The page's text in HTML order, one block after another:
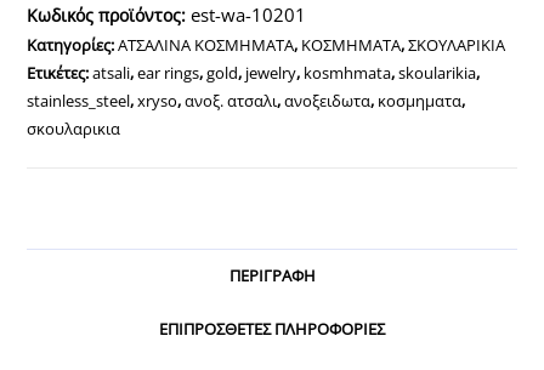
πέτρα
ποσότητα
Κωδικός προϊόντος:est-wa-10201
Κατηγορίες:ΑΤΣΑΛΙΝΑ ΚΟΣΜΗΜΑΤΑ, ΚΟΣΜΗΜΑΤΑ,ΣΚΟΥΛΑΡΙΚΙΑ
Ετικέτες:atsali,ear rings,gold, jewelry, kosmhmata,skoularikia,
stainless_steel,xryso,ανοξ. ατσαλι,ανοξειδωτα, κοσμηματα,
σκουλαρικια
ΠΕΡΙΓΡΑΦΉ
ΕΠΙΠΡΌΣΘΕΤΕΣ ΠΛΗΡΟΦΟΡΊΕΣ